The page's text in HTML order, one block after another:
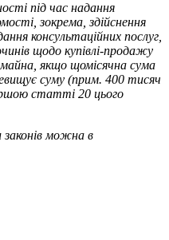
під час надання
зокрема, здійснення
консультаційних послуг,
щодо купівлі-продажу
якщо щомісячна сума
суму (прим. 400 тисяч
статті 20 цього
можна в